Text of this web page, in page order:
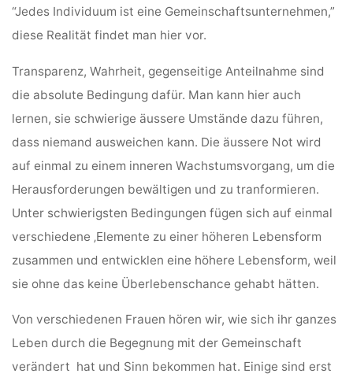
“Jedes Individuum ist eine Gemeinschaftsunternehmen,”
diese Realität findet man hier vor.
Transparenz, Wahrheit, gegenseitige Anteilnahme sind
die absolute Bedingung dafür. Man kann hier auch
lernen, sie schwierige äussere Umstände dazu führen,
dass niemand ausweichen kann. Die äussere Not wird
auf einmal zu einem inneren Wachstumsvorgang, um die
Herausforderungen bewältigen und zu tranformieren.
Unter schwierigsten Bedingungen fügen sich auf einmal
verschiedene ‚Elemente zu einer höheren Lebensform
zusammen und entwicklen eine höhere Lebensform, weil
sie ohne das keine Überlebenschance gehabt hätten.
Von verschiedenen Frauen hören wir, wie sich ihr ganzes
Leben durch die Begegnung mit der Gemeinschaft
verändert hat und Sinn bekommen hat. Einige sind erst